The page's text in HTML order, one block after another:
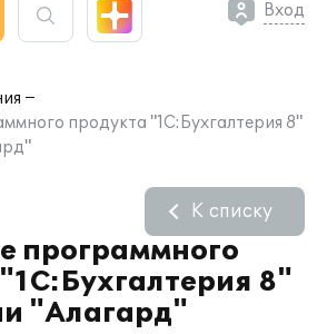
Вход
продукта "1С:Бухгалтерия 8"
программного
8"
"Алагард"
К списку